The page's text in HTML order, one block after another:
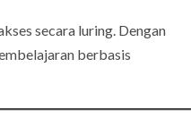
secara luring. Dengan
berbasis